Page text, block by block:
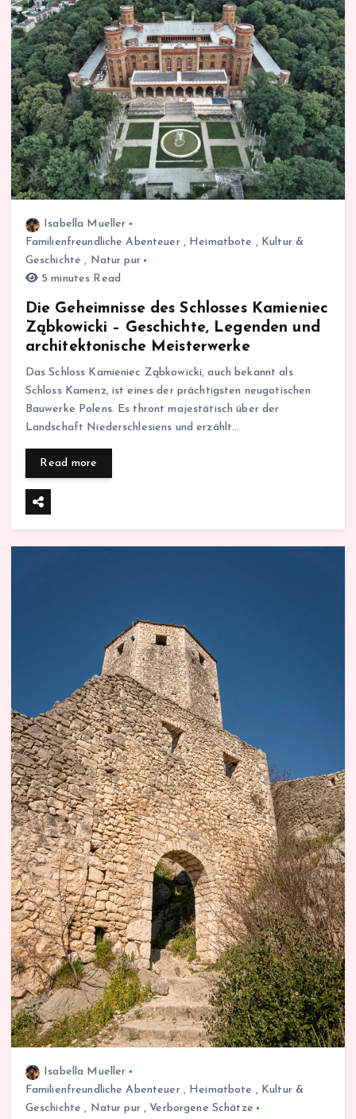
Isabella Mueller
Familienfreundliche Abenteuer, Heimatbote , Kultur &
Geschichte , Natur pur
5 minutes Read
Die Geheimnisse des Schlosses Kamieniec
Ząbkowicki – Geschichte, Legenden und
architektonische Meisterwerke
Das Schloss Kamieniec Ząbkowicki, auch bekannt als
Schloss Kamenz, ist eines der prächtigsten neugotischen
Bauwerke Polens. Es thront majestätisch über der
Landschaft Niederschlesiens und erzählt…
Read more
Isabella Mueller
Familienfreundliche Abenteuer, Heimatbote , Kultur &
Geschichte , Natur pur, Verborgene Schätze